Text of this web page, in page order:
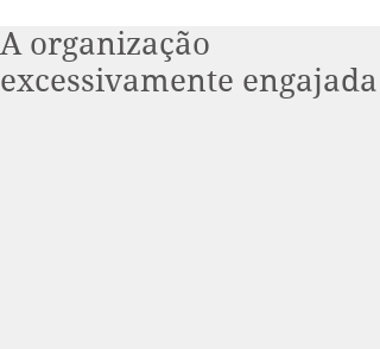
A organização
excessivamente engajada